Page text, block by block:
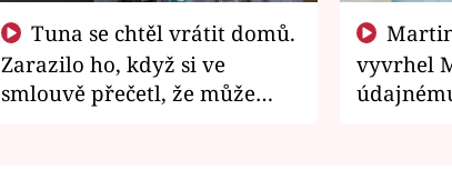
Zarazilo ho, když si ve
smlouvě přečetl, že může
vyvrhel